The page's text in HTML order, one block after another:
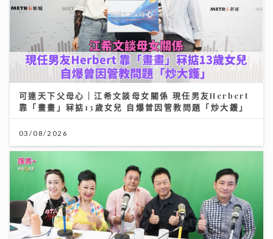
可連天下父母心｜江希文談母女關係 現任男友Herbert
靠「畫畫」冧掂13歲女兒 自爆曾因管教問題「炒大鑊」
03/08/2026